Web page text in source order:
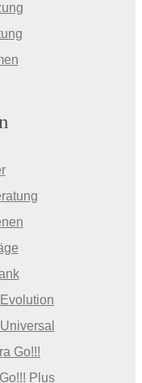
Go!!!
Plus